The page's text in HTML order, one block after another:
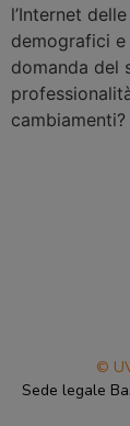
l’Internet
demografici
domanda del
cambiamenti?
©
Sede legale